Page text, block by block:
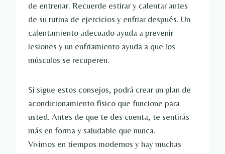
de entrenar. Recuerde estirar y calentar antes
de su rutina de ejercicios y enfriar después. Un
calentamiento adecuado ayuda a prevenir
lesiones y un enfriamiento ayuda a que los
músculos se recuperen.
Si sigue estos consejos, podrá crear un plan de
acondicionamiento físico que funcione para
usted. Antes de que te des cuenta, te sentirás
más en forma y saludable que nunca.
Vivimos en tiempos modernos y hay muchas